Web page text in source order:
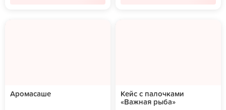
Аромасаше
Кейс с палочками
«Важная рыба»